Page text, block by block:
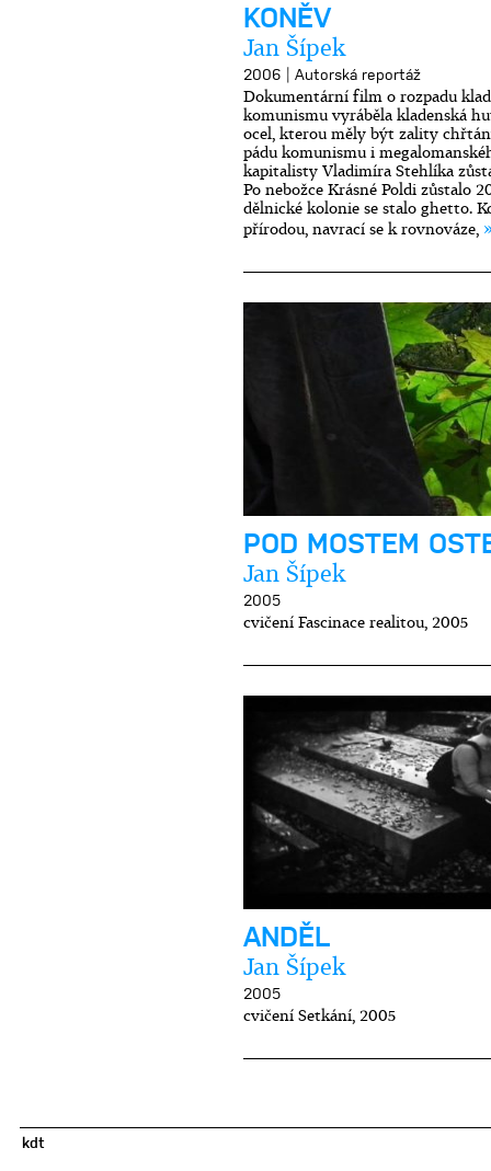
KONĚV
Jan Šípek
2006 | Autorská reportáž
Dokumentární film o rozpadu
komunismu vyráběla kladenská
ocel, kterou měly být zality
pádu komunismu i
kapitalisty Vladimíra Stehlíka
Po nebožce Krásné Poldi zůstalo
dělnické kolonie se stalo ghetto.
přírodou, navrací se k rovnováze,
POD MOSTEM
Jan Šípek
2005
cvičení Fascinace realitou, 2005
ANDĚL
Jan Šípek
2005
cvičení Setkání, 2005
kdt